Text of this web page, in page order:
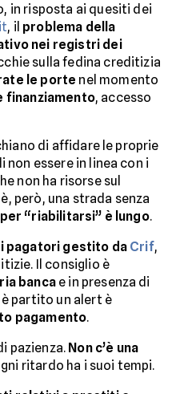
in risposta ai quesiti dei
, il problema della
nei registri dei
sulla fedina creditizia
le porte nel momento
finanziamento, accesso
di affidare le proprie
essere in linea con i
non ha risorse sul
però, una strada senza
“riabilitarsi” è lungo.
pagatori gestito da Crif,
Il consiglio è
bancae in presenza di
partito un alert è
pagamento.
pazienza. Non c’è una
ritardo ha i suoi tempi.